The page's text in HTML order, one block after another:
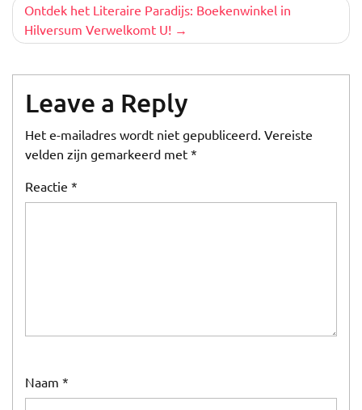
Ontdek het Literaire Paradijs: Boekenwinkel in
Hilversum Verwelkomt U!
Leave a Reply
Het e-mailadres wordt niet gepubliceerd. Vereiste
velden zijn gemarkeerd met *
Reactie *
Naam *